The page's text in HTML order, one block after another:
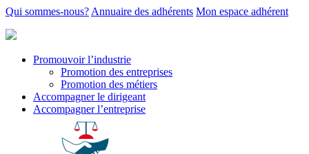
Qui sommes-nous? Annuaire des adhérents Mon espace adhérent
Promouvoir l’industrie
Promotion des entreprises
Promotion des métiers
Accompagner le dirigeant
Accompagner l’entreprise